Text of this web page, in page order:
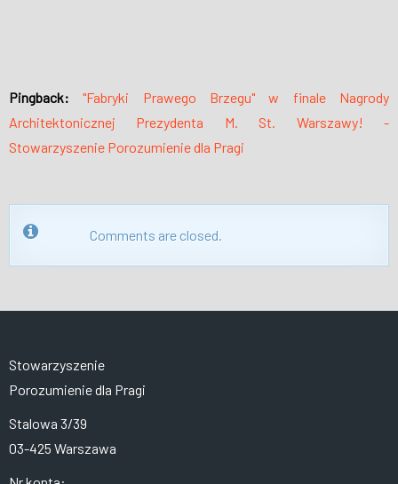
Pingback:"Fabryki Prawego Brzegu" w finale Nagrody
Architektonicznej Prezydenta M. St. Warszawy! -
Stowarzyszenie Porozumienie dla Pragi
Comments are closed.
Stowarzyszenie
Porozumienie dla Pragi
Stalowa 3/39
03-425 Warszawa